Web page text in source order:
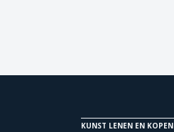
KUNST LENEN EN KOPEN